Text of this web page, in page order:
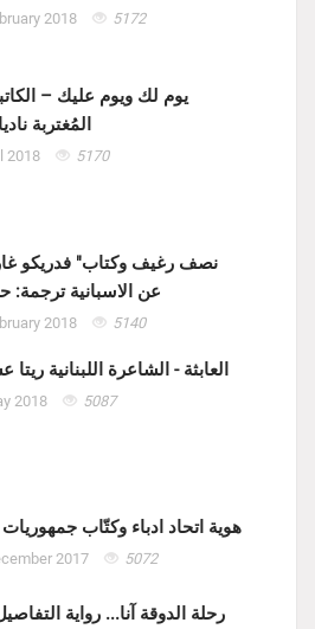
2018 5172
يوم لك ويوم عليك –
المُغتربة
2018 5170
عن الاسبانية ترجمة:
2018 5140
العابثة - الشاعرة اللبنانية
2018 5087
هوية اتحاد ادباء وكتّاب جمهوريات
2017 5072
رحلة الدوقة آنا... رواية